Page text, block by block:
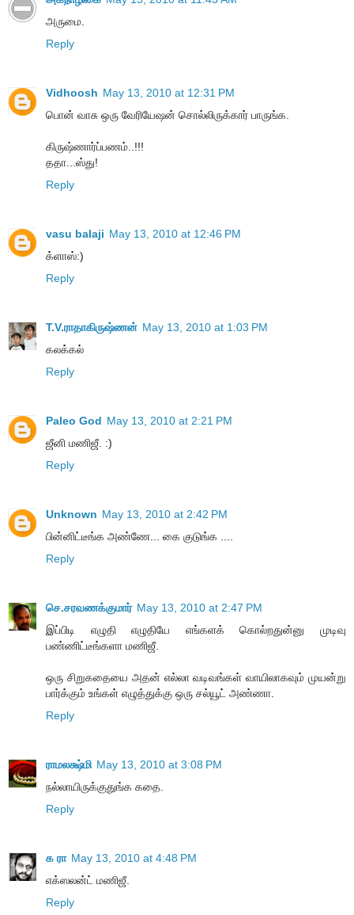
அருமை.
Reply
Vidhoosh May 13, 2010 at 12:31 PM
பொன் வாசு ஒரு வேரியேஷன் சொல்லிருக்கார் பாருங்க.
கிருஷ்ணார்ப்பணம்..!!!
ததா...ஸ்து!
Reply
vasu balaji May 13, 2010 at 12:46 PM
க்ளாஸ்:)
Reply
T.V.ராதாகிருஷ்ணன் May 13, 2010 at 1:03 PM
கலக்கல்
Reply
Paleo God May 13, 2010 at 2:21 PM
ஜீனி மணிஜீ. :)
Reply
Unknown May 13, 2010 at 2:42 PM
பின்னிட்டீங்க அண்ணே... கை குடுங்க ....
Reply
செ.சரவணக்குமார் May 13, 2010 at 2:47 PM
இப்பிடி எழுதி எழுதியே எங்களக் கொல்றதுன்னு முடிவு
பண்ணிட்டீங்களா மணிஜீ.
ஒரு சிறுகதையை அதன் எல்லா வடிவங்கள் வாயிலாகவும் முயன்று
பார்க்கும் உங்கள் எழுத்துக்கு ஒரு சல்யூட் அண்ணா.
Reply
ராமலக்ஷ்மி May 13, 2010 at 3:08 PM
நல்லாயிருக்குதுங்க கதை.
Reply
க ரா May 13, 2010 at 4:48 PM
எக்ஸலன்ட் மணிஜீ.
Reply